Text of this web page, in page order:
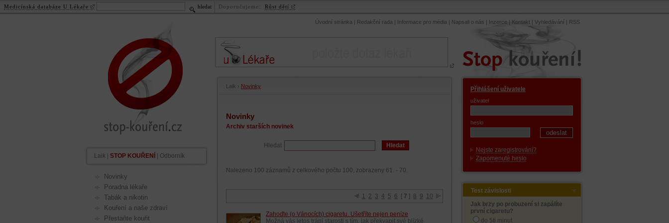
stop-kouření.cz
Laik STOP KOUŘENÍ Odborník
Novinky
Poradna lékaře
Tabák a nikotin
Kouření a naše zdraví
Přestaňte kouřit
Úvodní stránka | Redakční rada | Informace pro média | Napsali o nás | Inzerce | Kontakt | Vyhledávání | RSS
Laik › Novinky
Novinky
Archiv starších novinek
Hledat
Nalezeno 100 záznamů z celkového počtu 100, zobrazeny 61. - 70.
1 2 3 4 5 6 [ 7 ] 8 9 10
Zahoďte (o Vánocích) cigaretu. Ušetříte nejen peníze
Možná vás letos trápí starosti s tím, jak překvapit své blízké
Přihlášení uživatele
uživatel
heslo
Nejste zaregistrování?
Zapomenuté heslo
Test závislosti
Jak brzy po probuzení si zapálíte
první cigaretu?
do 5ti minut
Medicínská databáze U Lékaře hledat Doporučujeme: Růst dětí